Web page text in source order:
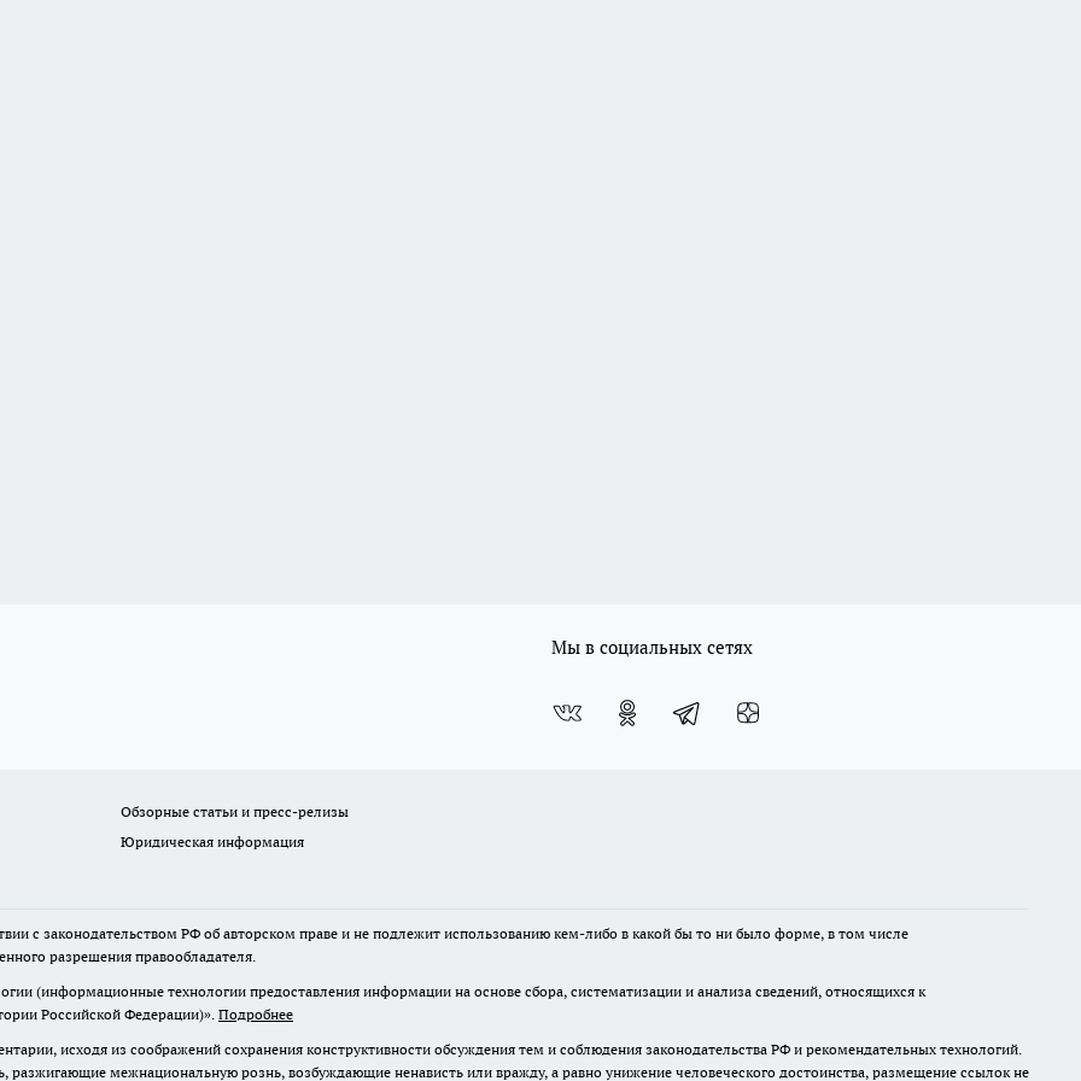
Мы в социальных сетях
Обзорные статьи и пресс-релизы
Юридическая информация
с законодательством РФ об авторском праве и не подлежит использованию кем-либо в какой бы то ни было форме, в том числе
разрешения правообладателя.
(информационные технологии предоставления информации на основе сбора, систематизации и анализа сведений, относящихся к
Российской Федерации)». Подробнее
исходя из соображений сохранения конструктивности обсуждения тем и соблюдения законодательства РФ и рекомендательных технологий.
межнациональную рознь, возбуждающие ненависть или вражду, а равно унижение человеческого достоинства, размещение ссылок не